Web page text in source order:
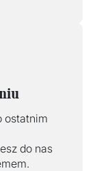
ostatnim
do nas